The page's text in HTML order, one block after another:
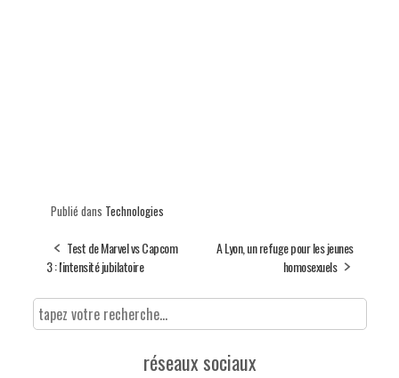
Publié dans Technologies
Test de Marvel vs Capcom
3 : l'intensité jubilatoire
A Lyon, un refuge pour les jeunes
homosexuels
réseaux sociaux